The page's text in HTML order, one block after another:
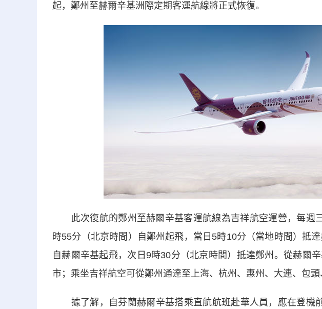
起，鄭州至赫爾辛基洲際定期客運航線將正式恢復。
此次復航的鄭州至赫爾辛基客運航線為吉祥航空運營，每週
時55分（北京時間）自鄭州起飛，當日5時10分（當地時間）抵
自赫爾辛基起飛，次日9時30分（北京時間）抵達鄭州。從赫爾
市；乘坐吉祥航空可從鄭州通達至上海、杭州、惠州、大連、包頭
據了解，自芬蘭赫爾辛基搭乘直航航班赴華人員，應在登機